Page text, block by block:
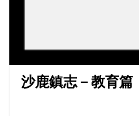
沙鹿鎮志－教育篇